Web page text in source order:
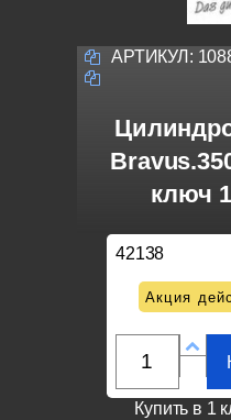
АРТИКУЛ:
ключ
42138
Акция
Купить в 1